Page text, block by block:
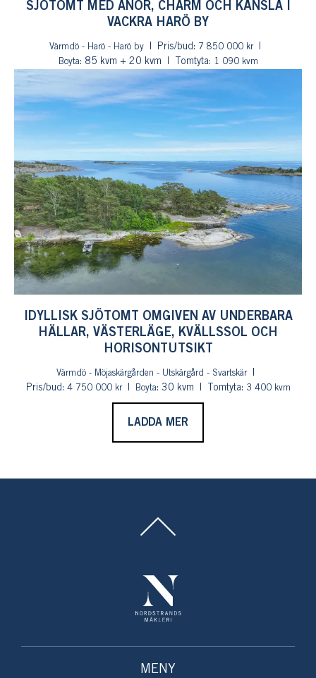
SJÖTOMT MED ANOR, CHARM OCH KÄNSLA I
VACKRA HARÖ BY
Värmdö - Harö - Harö by Pris/bud:
7 850 000 kr
Boyta: 85 kvm + 20 kvm Tomtyta: 1 090 kvm
IDYLLISK SJÖTOMT OMGIVEN AV UNDERBARA
HÄLLAR, VÄSTERLÄGE, KVÄLLSSOL OCH
HORISONTUTSIKT
Värmdö - Möjaskärgården - Utskärgård - Svartskär
Pris/bud: 4 750 000 kr Boyta: 30 kvm Tomtyta: 3 400 kvm
LADDA MER
MENY